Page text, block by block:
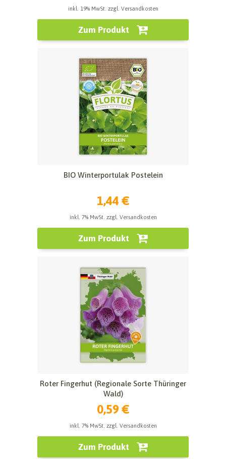
inkl. 19% MwSt. zzgl. Versandkosten
Zum Produkt
BIO Winterportulak Postelein
1,44 €
inkl. 7% MwSt. zzgl. Versandkosten
Zum Produkt
Roter Fingerhut (Regionale Sorte Thüringer
Wald)
0,59 €
inkl. 7% MwSt. zzgl. Versandkosten
Zum Produkt